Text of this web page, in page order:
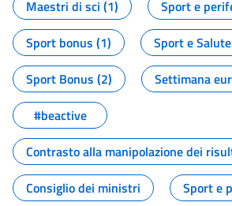
Maestri di sci (1)
Sport e
Sport bonus (1)
Sport e
Sport Bonus (2)
Settimana
#beactive
Contrasto alla manipolazione dei
Consiglio dei ministri
Sport e